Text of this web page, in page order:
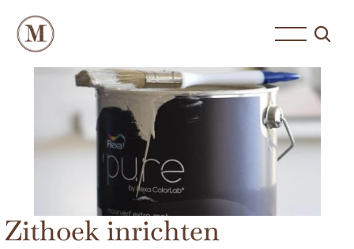
Zithoek inrichten